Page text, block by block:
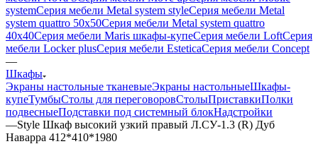
systemСерия мебели Metal system styleСерия мебели Metal
system quattro 50x50Серия мебели Metal system quattro
40x40Серия мебели Maris шкафы-купеСерия мебели LoftСерия
мебели Locker plusСерия мебели EsteticaСерия мебели Concept
—
Шкафы
Экраны настольные тканевыеЭкраны настольныеШкафы-
купеТумбыСтолы для переговоровСтолыПриставкиПолки
подвесныеПодставки под системный блокНадстройки
—Style Шкаф высокий узкий правый Л.СУ-1.3 (R) Дуб
Наварра 412*410*1980